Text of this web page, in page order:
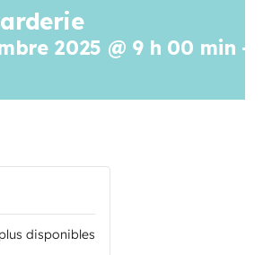
2025 @ 9 h 00 min -
disponibles